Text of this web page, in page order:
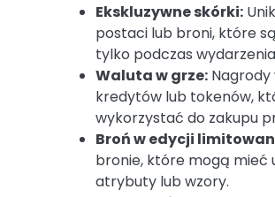
Ekskluzywne skórki:
postaci lub broni, które
tylko podczas
Waluta w grze:
kredytów lub tokenów,
wykorzystać do zakupu
Broń w edycji
bronie, które mogą mieć
atrybuty lub wzory.